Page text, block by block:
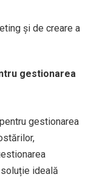
și de creare a
gestionarea
gestionarea
ideală